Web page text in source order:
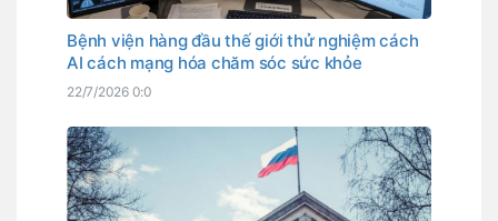
Bệnh viện hàng đầu thế giới thử nghiệm cách
AI cách mạng hóa chăm sóc sức khỏe
22/7/2026 0:0